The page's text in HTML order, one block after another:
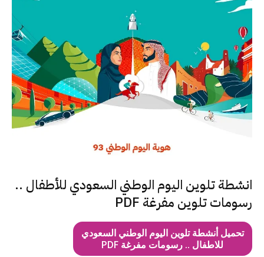
انشطة تلوين اليوم الوطني السعودي للأطفال ..
رسومات تلوين مفرغة PDF
تحميل أنشطة تلوين اليوم الوطني السعودي
للاطفال .. رسومات مفرغة PDF